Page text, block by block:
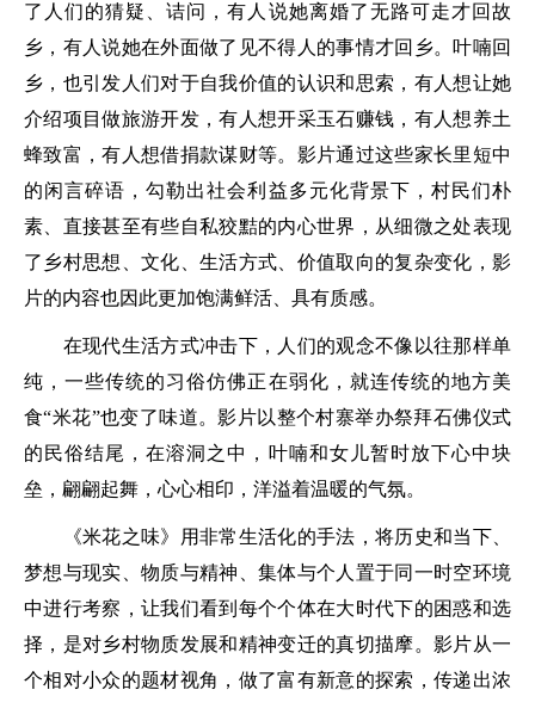
了人们的猜疑、诘问，有人说她离婚了无路可走才回故
乡，有人说她在外面做了见不得人的事情才回乡。叶喃回
乡，也引发人们对于自我价值的认识和思索，有人想让她
介绍项目做旅游开发，有人想开采玉石赚钱，有人想养土
蜂致富，有人想借捐款谋财等。影片通过这些家长里短中
的闲言碎语，勾勒出社会利益多元化背景下，村民们朴
素、直接甚至有些自私狡黠的内心世界，从细微之处表现
了乡村思想、文化、生活方式、价值取向的复杂变化，影
片的内容也因此更加饱满鲜活、具有质感。
在现代生活方式冲击下，人们的观念不像以往那样单
纯，一些传统的习俗仿佛正在弱化，就连传统的地方美
食“米花”也变了味道。影片以整个村寨举办祭拜石佛仪式
的民俗结尾，在溶洞之中，叶喃和女儿暂时放下心中块
垒，翩翩起舞，心心相印，洋溢着温暖的气氛。
《米花之味》用非常生活化的手法，将历史和当下、
梦想与现实、物质与精神、集体与个人置于同一时空环境
中进行考察，让我们看到每个个体在大时代下的困惑和选
择，是对乡村物质发展和精神变迁的真切描摩。影片从一
个相对小众的题材视角，做了富有新意的探索，传递出浓